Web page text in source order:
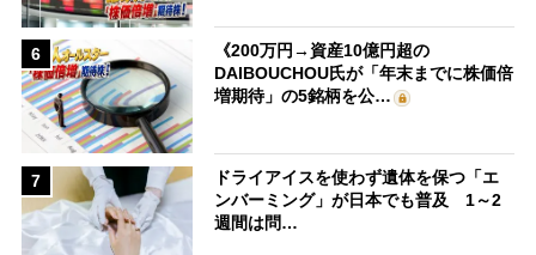
6
《200万円→資産10億円超の
DAIBOUCHOU氏が「年末までに株価倍
増期待」の5銘柄を公…
7
ドライアイスを使わず遺体を保つ「エ
ンバーミング」が日本でも普及 1～2
週間は問…